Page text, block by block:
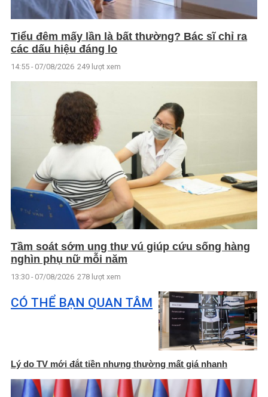
Tiểu đêm mấy lần là bất thường? Bác sĩ chỉ ra
các dấu hiệu đáng lo
14:55 - 07/08/2026 249 lượt xem
Tầm soát sớm ung thư vú giúp cứu sống hàng
nghìn phụ nữ mỗi năm
13:30 - 07/08/2026 278 lượt xem
CÓ THỂ BẠN QUAN TÂM
Lý do TV mới đắt tiền nhưng thường mất giá nhanh